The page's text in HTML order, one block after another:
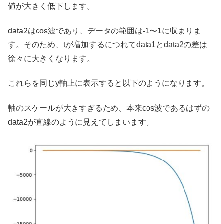
値が大きく低下します。
data2はcos波であり、データの範囲は-1〜1に収まりま
す。そのため、tが増加するにつれてdata1とdata2の差は
徐々に大きくなります。
これらを同じy軸上に表示すると以下のようになります。
軸のスケールが大きすぎるため、本来cos波であるはずの
data2が直線のように見えてしまいます。